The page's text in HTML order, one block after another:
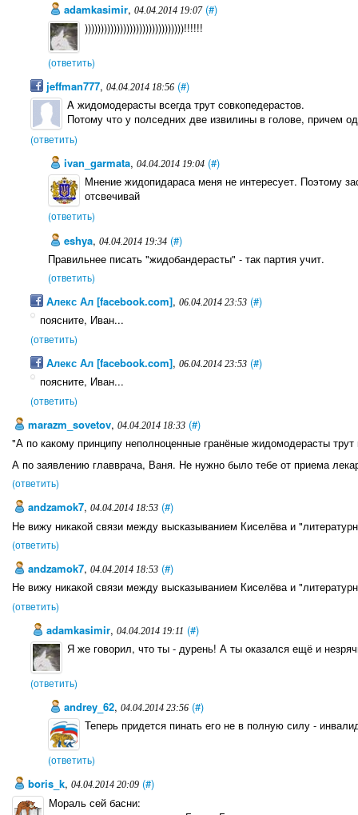
adamkasimir,04.04.2014 19:07 (#)
)))))))))))))))))))))))))))))))!!!!!!
(ответить)
jeffman777, 04.04.2014 18:56 (#)
A жидомодерасты всегда трут совкопедерастов.
Потому что у полседних две извилины в голове, причем
(ответить)
ivan_garmata,04.04.2014 19:04 (#)
Мнение жидопидараса меня не интересует. Поэтому
отсвечивай
(ответить)
eshya,04.04.2014 19:34 (#)
Правильнее писать "жидобандерасты" - так партия учит.
(ответить)
Алекс Ал [facebook.com], 06.04.2014 23:53 (#)
поясните, Иван...
(ответить)
Алекс Ал [facebook.com], 06.04.2014 23:53 (#)
поясните, Иван...
(ответить)
marazm_sovetov, 04.04.2014 18:33 (#)
"А по какому принципу неполноценные гранёные жидомодерасты
А по заявлению главврача, Ваня. Не нужно было тебе от приема
(ответить)
andzamok7, 04.04.2014 18:53 (#)
Не вижу никакой связи между высказыванием Киселёва и
(ответить)
andzamok7, 04.04.2014 18:53 (#)
Не вижу никакой связи между высказыванием Киселёва и
(ответить)
adamkasimir, 04.04.2014 19:11 (#)
Я же говорил, что ты - дурень! А ты оказался ещё и
(ответить)
andrey_62,04.04.2014 23:56 (#)
Теперь придется пинать его не в полную силу -
(ответить)
boris_k, 04.04.2014 20:09 (#)
Мораль сей басни: